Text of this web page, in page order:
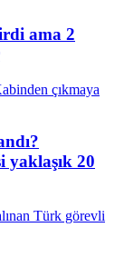
ama 2
yaklaşık 20